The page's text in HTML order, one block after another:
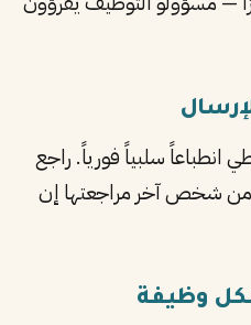
انطباعاً سلبياً فورياً. راجع
من شخص آخر مراجعتها إن